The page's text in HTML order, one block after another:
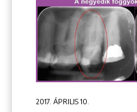
2017. ÁPRILIS 10.